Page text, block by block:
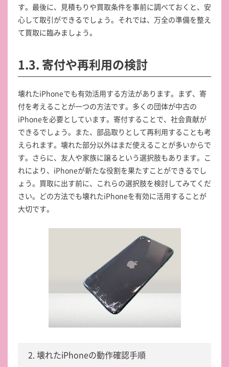
す。最後に、見積もりや買取条件を事前に調べておくと、安
心して取引ができるでしょう。それでは、万全の準備を整え
て買取に臨みましょう。
1.3. 寄付や再利用の検討
壊れたiPhoneでも有効活用する方法があります。まず、寄
付を考えることが一つの方法です。多くの団体が中古の
iPhoneを必要としています。寄付することで、社会貢献が
できるでしょう。また、部品取りとして再利用することも考
えられます。壊れた部分以外はまだ使えることが多いからで
す。さらに、友人や家族に譲るという選択肢もあります。こ
れにより、iPhoneが新たな役割を果たすことができるでし
ょう。買取に出す前に、これらの選択肢を検討してみてくだ
さい。どの方法でも壊れたiPhoneを有効に活用することが
大切です。
2. 壊れたiPhoneの動作確認手順